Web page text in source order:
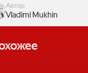
Автор
Vladimi Mukhin